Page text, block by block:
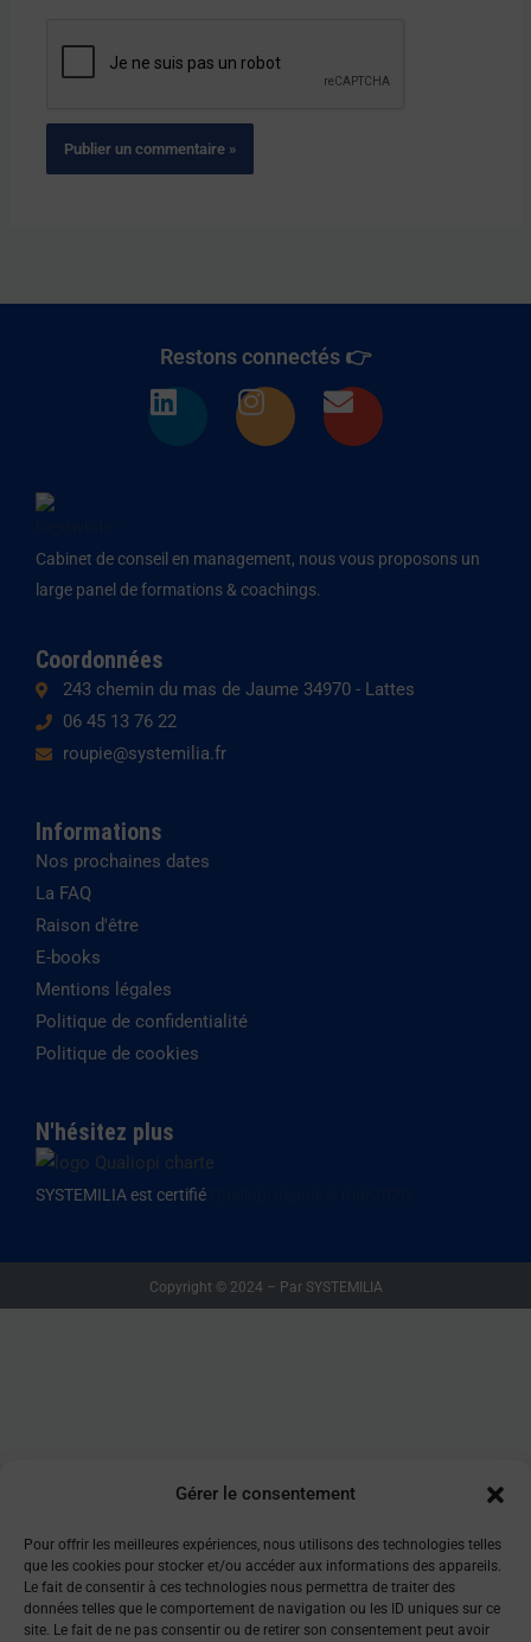
Gérer le consentement
Pour offrir les meilleures expériences, nous utilisons des technologies telles
que les cookies pour stocker et/ou accéder aux informations des appareils.
Le fait de consentir à ces technologies nous permettra de traiter des
données telles que le comportement de navigation ou les ID uniques sur ce
site. Le fait de ne pas consentir ou de retirer son consentement peut avoir
Restons connectés 👉
d
i
g
r
E
o
Cabinet de conseil en management, nous vous proposons un
large panel de formations & coachings.
Coordonnées
243 chemin du mas de Jaume 34970 - Lattes
06 45 13 76 22
roupie@systemilia.fr
Informations
Nos prochaines dates
La FAQ
Raison d'être
E-books
Mentions légales
Politique de confidentialité
Politique de cookies
N'hésitez plus
SYSTEMILIA est certifié
Copyright © 2024 – Par SYSTEMILIA